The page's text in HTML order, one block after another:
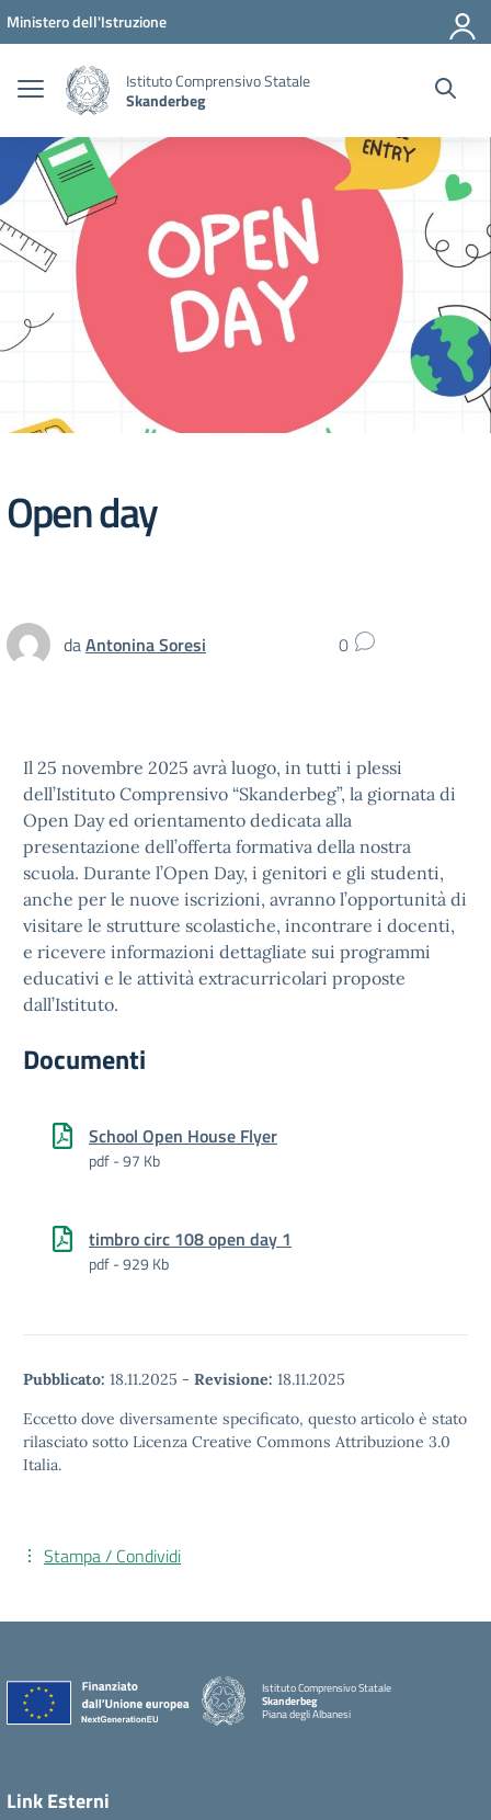
Vai ai contenuti
Vai al menu di navigazione
Vai al footer
Ministero dell'Istruzione
Istituto Comprensivo Statale
Skanderbeg
Open day
daAntonina Soresi 0
Il 25 novembre 2025 avrà luogo, in tutti i plessi
dell’Istituto Comprensivo “Skanderbeg”, la giornata di
Open Day ed orientamento dedicata alla
presentazione dell’offerta formativa della nostra
scuola. Durante l’Open Day, i genitori e gli studenti,
anche per le nuove iscrizioni, avranno l’opportunità di
visitare le strutture scolastiche, incontrare i docenti,
e ricevere informazioni dettagliate sui programmi
educativi e le attività extracurricolari proposte
dall’Istituto.
Documenti
School Open House Flyer
pdf - 97 Kb
timbro circ 108 open day 1
pdf - 929 Kb
Pubblicato: 18.11.2025 - Revisione: 18.11.2025
Eccetto dove diversamente specificato, questo articolo è stato
rilasciato sotto Licenza Creative Commons Attribuzione 3.0
Italia.
Stampa / Condividi
Istituto Comprensivo Statale
Skanderbeg
Piana degli Albanesi
Link Esterni